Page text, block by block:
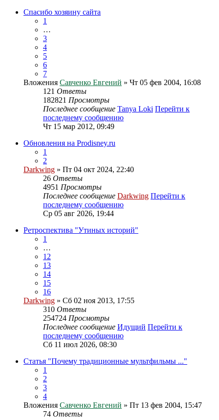
Спасибо хозяину сайта
1
…
3
4
5
6
7
Вложения Савченко Евгений » Чт 05 фев 2004, 16:08
121 Ответы
182821 Просмотры
Последнее сообщение Tanya Loki Перейти к
последнему сообщению
Чт 15 мар 2012, 09:49
Обновления на Prodisney.ru
1
2
Darkwing » Пт 04 окт 2024, 22:40
26 Ответы
4951 Просмотры
Последнее сообщение Darkwing Перейти к
последнему сообщению
Ср 05 авг 2026, 19:44
Ретроспектива "Утиных историй"
1
…
12
13
14
15
16
Darkwing » Сб 02 ноя 2013, 17:55
310 Ответы
254724 Просмотры
Последнее сообщение Идущий Перейти к
последнему сообщению
Сб 11 июл 2026, 08:30
Статья "Почему традиционные мультфильмы ..."
1
2
3
4
Вложения Савченко Евгений » Пт 13 фев 2004, 15:47
74 Ответы